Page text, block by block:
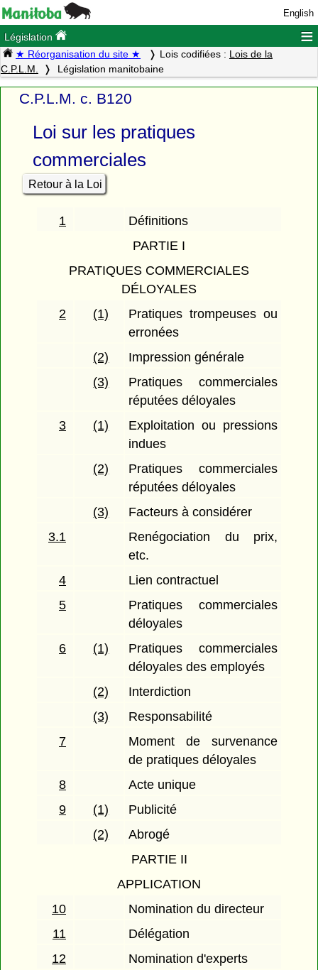
English
Législation ≡
★ Réorganisation du site ★ Lois codifiées : Lois de la
C.P.L.M.
Législation manitobaine
C.P.L.M. c. B120
Loi sur les pratiques
commerciales
Retour à la Loi
1
Définitions
PARTIE I
PRATIQUES COMMERCIALES
DÉLOYALES
2
(1)
Pratiques trompeuses ou
erronées
(2)
Impression générale
(3)
Pratiques commerciales
réputées déloyales
3
(1)
Exploitation ou pressions
indues
(2)
Pratiques commerciales
réputées déloyales
(3)
Facteurs à considérer
3.1
Renégociation du prix,
etc.
4
Lien contractuel
5
Pratiques commerciales
déloyales
6
(1)
Pratiques commerciales
déloyales des employés
(2)
Interdiction
(3)
Responsabilité
7
Moment de survenance
de pratiques déloyales
8
Acte unique
9
(1)
Publicité
(2)
Abrogé
PARTIE II
APPLICATION
10
Nomination du directeur
11
Délégation
12
Nomination d'experts